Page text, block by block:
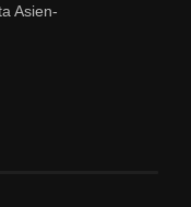
Asien-